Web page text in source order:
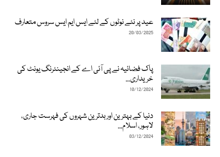
عید پر نئے نوٹوں کے لئے ایس ایم ایس سروس متعارف
20/03/2025
پاک فضائیہ نے پی آئی اے کے انجینئرنگ یونٹ کی
خریداری...
10/12/2024
دنیا کے بہترین اور بدترین شہروں کی فہرست جاری،
لاہور، اسلام...
03/12/2024